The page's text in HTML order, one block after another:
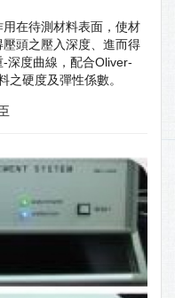
在待測材料表面，使材
頭之壓入深度、進而得
深度曲線，配合Oliver-
之硬度及彈性係數。